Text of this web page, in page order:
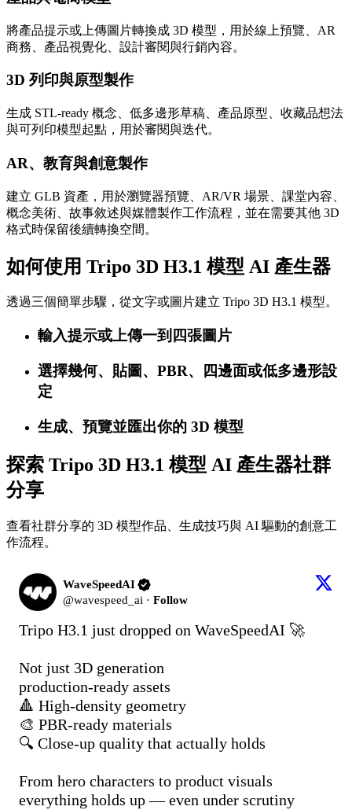
將產品提示或上傳圖片轉換成 3D 模型，用於線上預覽、AR
商務、產品視覺化、設計審閱與行銷內容。
3D 列印與原型製作
生成 STL-ready 概念、低多邊形草稿、產品原型、收藏品想法
與可列印模型起點，用於審閱與迭代。
AR、教育與創意製作
建立 GLB 資產，用於瀏覽器預覽、AR/VR 場景、課堂內容、
概念美術、故事敘述與媒體製作工作流程，並在需要其他 3D
格式時保留後續轉換空間。
如何使用 Tripo 3D H3.1 模型 AI 產生器
透過三個簡單步驟，從文字或圖片建立 Tripo 3D H3.1 模型。
輸入提示或上傳一到四張圖片
選擇幾何、貼圖、PBR、四邊面或低多邊形設
定
生成、預覽並匯出你的 3D 模型
探索 Tripo 3D H3.1 模型 AI 產生器社群
分享
查看社群分享的 3D 模型作品、生成技巧與 AI 驅動的創意工
作流程。
WaveSpeedAI
@wavespeed_ai · Follow
Tripo H3.1 just dropped on WaveSpeedAI 🚀
Not just 3D generation
production-ready assets
🔺 High-density geometry
🎨 PBR-ready materials
🔍 Close-up quality that actually holds
From hero characters to product visuals
everything holds up — even under scrutiny